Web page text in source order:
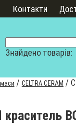
Контакти
Знайдено товарів:
маси / CELTRA CERAM /